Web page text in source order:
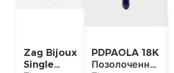
Zag Bijoux
Single
PDPAOLA 18K
Позолоченная